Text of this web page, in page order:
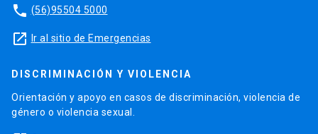
phone (56)95504 5000
launch Ir al sitio de Emergencias
DISCRIMINACIÓN Y VIOLENCIA
Orientación y apoyo en casos de discriminación, violencia de
género o violencia sexual.